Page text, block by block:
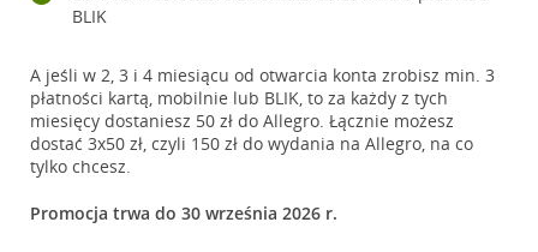
BLIK
A jeśli w 2, 3 i 4 miesiącu od otwarcia konta zrobisz min. 3
płatności kartą, mobilnie lub BLIK, to za każdy z tych
miesięcy dostaniesz 50 zł do Allegro. Łącznie możesz
dostać 3x50 zł, czyli 150 zł do wydania na Allegro, na co
tylko chcesz.
Promocja trwa do 30 września 2026 r.